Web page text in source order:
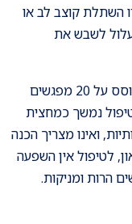
השתלת קוצב לב או
עלול לשבש את
הטיפול החדש ניתן במרכז הרפואי ת"א ומבוסס על 20 מפגשים
נמשך כמחצית
ואינו מצריך הכנה
לטיפול אין השפעה
הרות ומניקות.